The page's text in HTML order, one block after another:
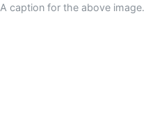
A caption for the above image.